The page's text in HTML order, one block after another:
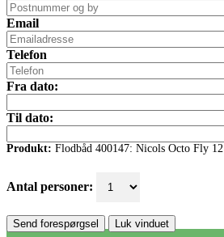
Email
Telefon
Fra dato:
Til dato:
Produkt: Flodbåd 400147: Nicols Octo Fly 12
Antal personer:
Send forespørgsel Luk vinduet